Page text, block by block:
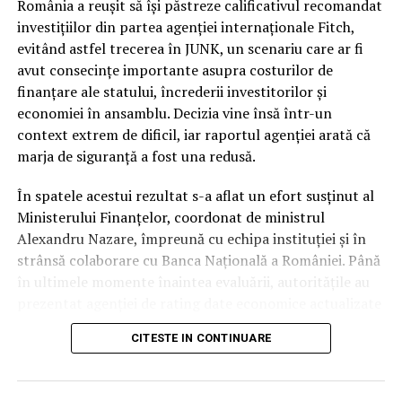
categoria de risc major (junk).
În ciuda acestor vulnerabilități și a presiunii uriașe pe
finanțele publice, autoritățile române au reușit să evite
scenariul negativ. Întrebarea esențială este cum a fost
posibil acest lucru, în condițiile în care datele
economice brute erau deja cunoscute de piețe.
Răspunsul nu a stat în prezentarea unor indicatori noi,
ci în garanțiile de conduită fiscală. În timp ce
autoritatea altor actori politici s-a erodat considerabil
pe parcursul mandatului, Nicușor Dan a rămas
interlocutorul strategic în care partenerii externi au
avut încredere totală.
Presedinția ca garant al
disciplinei bugetare
România a reușit să își păstreze calificativul recomandat
investițiilor din partea agenției internaționale Fitch,
evitând astfel trecerea în JUNK, un scenariu care ar fi
avut consecințe importante asupra costurilor de
finanțare ale statului, încrederii investitorilor și
economiei în ansamblu. Decizia vine însă într-un
context extrem de dificil, iar raportul agenției arată că
marja de siguranță a fost una redusă.
În spatele acestui rezultat s-a aflat un efort susținut al
Ministerului Finanțelor, coordonat de ministrul
Alexandru Nazare, împreună cu echipa instituției și în
strânsă colaborare cu Banca Națională a României. Până
în ultimele momente înaintea evaluării, autoritățile au
și argumente tehnice privind evoluția finanțelor publice
și măsurile adoptate pentru consolidarea fiscală.
Potrivit informațiilor prezentate, România a venit în
CITESTE IN CONTINUARE